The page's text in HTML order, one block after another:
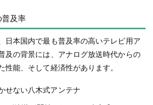
普及率
日本国内で最も普及率の高いテレビ用ア
及の背景には、アナログ放送時代からの
性能、そして経済性があります。
せない八木式アンテナ